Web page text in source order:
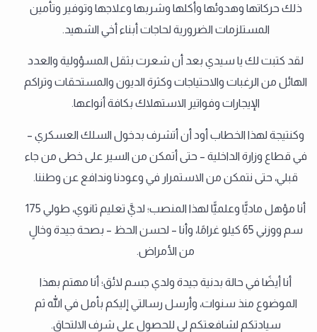
ذلك حركاتها وهدوئها وأكلها وشربها وعلاجها وتوفير وتأمين
المستلزمات الضرورية لحاجات أبناء أخي الشهيد.
لقد كتبت لك يا سيدي بعد أن شعرت بثقل المسؤولية والعدد
الهائل من الرغبات والاحتياجات وكثرة الديون والمستحقات وتراكم
الإيجارات وفواتير الاستهلاك بكافة أنواعها.
وكنتيجة لهذا الخطاب أود أن أتشرف بدخول السلك العسكري –
في قطاع وزارة الداخلية – حتى أتمكن من السير على خطى من جاء
قبلي، حتى نتمكن من الاستمرار في وعودنا وندافع عن وطننا.
أنا مؤهل ماديًّا وعلميًّا لهذا المنصب؛ لديَّ تعليم ثانوي، طولي 175
سم ووزني 65 كيلو غرامًا، وأنا – لحسن الحظ – بصحة جيدة وخالٍ
من الأمراض.
أنا أيضًا في حالة بدنية جيدة ولدي جسم لائق؛ أنا مهتم بهذا
الموضوع منذ سنوات، وأرسل رسالتي إليكم بأمل في الله ثم
سيادتكم لشافعتكم لي للحصول على شرف الالتحاق.